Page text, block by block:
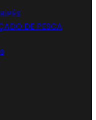
DE PESCA